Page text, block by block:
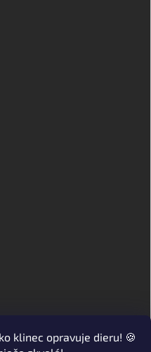
klinec opravuje dieru! 🍪